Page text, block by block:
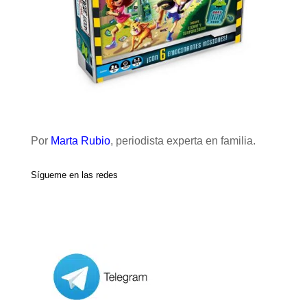
Por Marta Rubio, periodista experta en familia.
Sígueme en las redes